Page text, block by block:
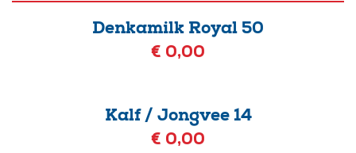
Denkamilk Royal 50
€ 0,00
Kalf / Jongvee 14
€ 0,00